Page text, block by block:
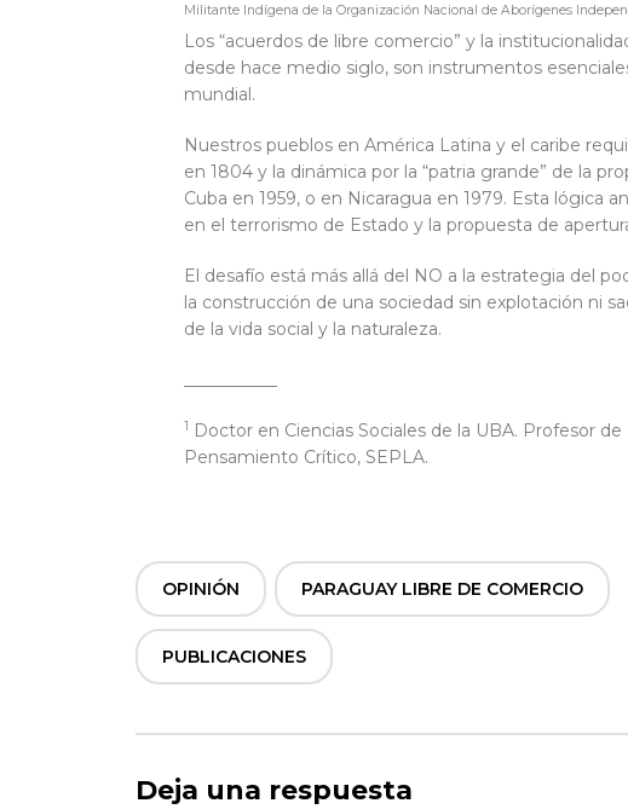
Militante Indígena de la Organización Nacional de Aborígenes
Los “acuerdos de libre comercio” y la
desde hace medio siglo, son instrumentos
mundial.
Nuestros pueblos en América Latina y el caribe
en 1804 y la dinámica por la “patria grande” de la
Cuba en 1959, o en Nicaragua en 1979. Esta lógica
en el terrorismo de Estado y la propuesta de
El desafío está más allá del NO a la estrategia del
la construcción de una sociedad sin explotación ni
de la vida social y la naturaleza.
1 Doctor en Ciencias Sociales de la UBA. Profesor
Pensamiento Crítico, SEPLA.
OPINIÓN PARAGUAY LIBRE DE COMERCIO
PUBLICACIONES
Deja una respuesta